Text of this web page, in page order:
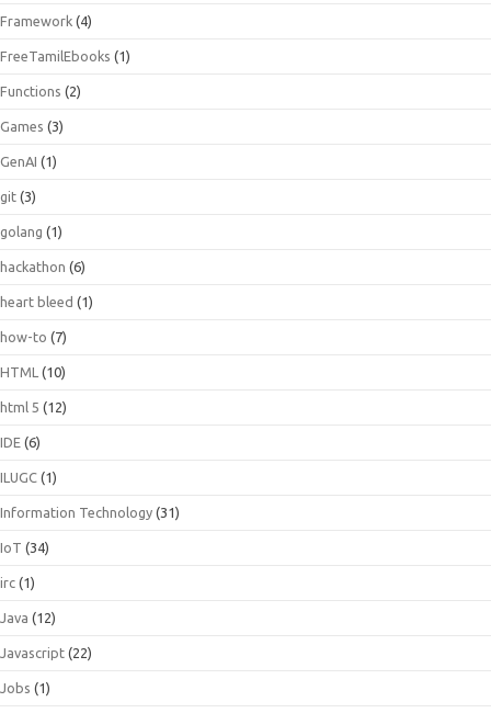
Framework (4)
FreeTamilEbooks (1)
Functions (2)
Games (3)
GenAI (1)
git (3)
golang (1)
hackathon (6)
heart bleed (1)
how-to (7)
HTML (10)
html 5 (12)
IDE (6)
ILUGC (1)
Information Technology (31)
IoT (34)
irc (1)
Java (12)
Javascript (22)
Jobs (1)